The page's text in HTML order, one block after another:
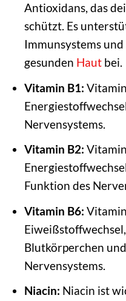
Antioxidans, das
schützt. Es
Immunsystems
gesunden Hautbei.
Vitamin B1:
Nervensystems.
Vitamin B2:
Funktion des
Vitamin B6:
Blutkörperchen
Nervensystems.
Niacin: Niacin ist